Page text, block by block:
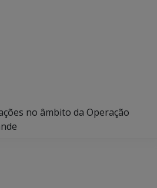
no âmbito da Operação